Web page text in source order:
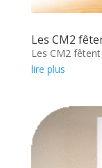
Les CM2
Les CM2
lire plus